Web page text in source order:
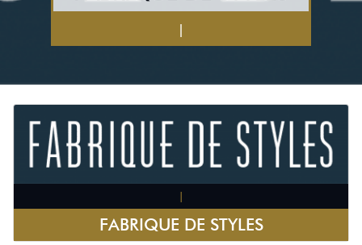
|
FABRIQUE DE STYLES